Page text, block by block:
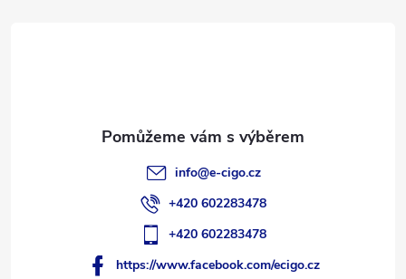
info@e-cigo.cz
+420 602283478
+420 602283478
https://www.facebook.com/ecigo.cz